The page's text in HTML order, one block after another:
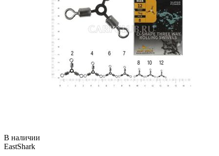
В наличии
EastShark